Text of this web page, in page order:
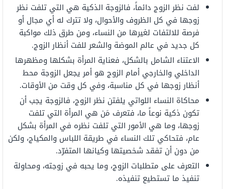
لفت نظر الزوج دائماً، فالزوجة الذكية هي التي تلفت نظر
زوجها في كل الظروف والأحوال، ولا تترك له أي مجال أو
فرصة للالتفات لغيرها من النساء، ومن طرق ذلك مواكبة
كل جديد في عالم الموضة والشعر للفت أنظار الزوج.
الاعتناء الشامل بالشكل، فعناية المرأة بشكلها ومظهرها
الداخلي والخارجي أمام الزوج هو أمر يجعل الزوجة محط
أنظار زوجها في كل مناسبة، وفي كل وقت من الأوقات.
محاكاة النساء اللواتي يلفتن نظر الزوج، فالزوجة يجب أن
تكون ذكية نوعاً ما، فتعرف مَن هي المرأة التي تلفت
زوجها، وما هي الأمور التي تلفت نظره في المرأة بشكل
عام، فتحاكي تلك النساء في طريقة اللباس والمكياج، ولكن
من دون أن تفقد شخصيتها وكيانها المتفرّد.
التعرف على متطلبات الزوج، وما يحبه في زوجته، ومحاولة
تنفيذ ما تستطيع تنفيذه.